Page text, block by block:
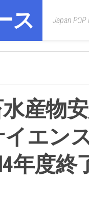
ス Japan POP
水産物
エン
年度終